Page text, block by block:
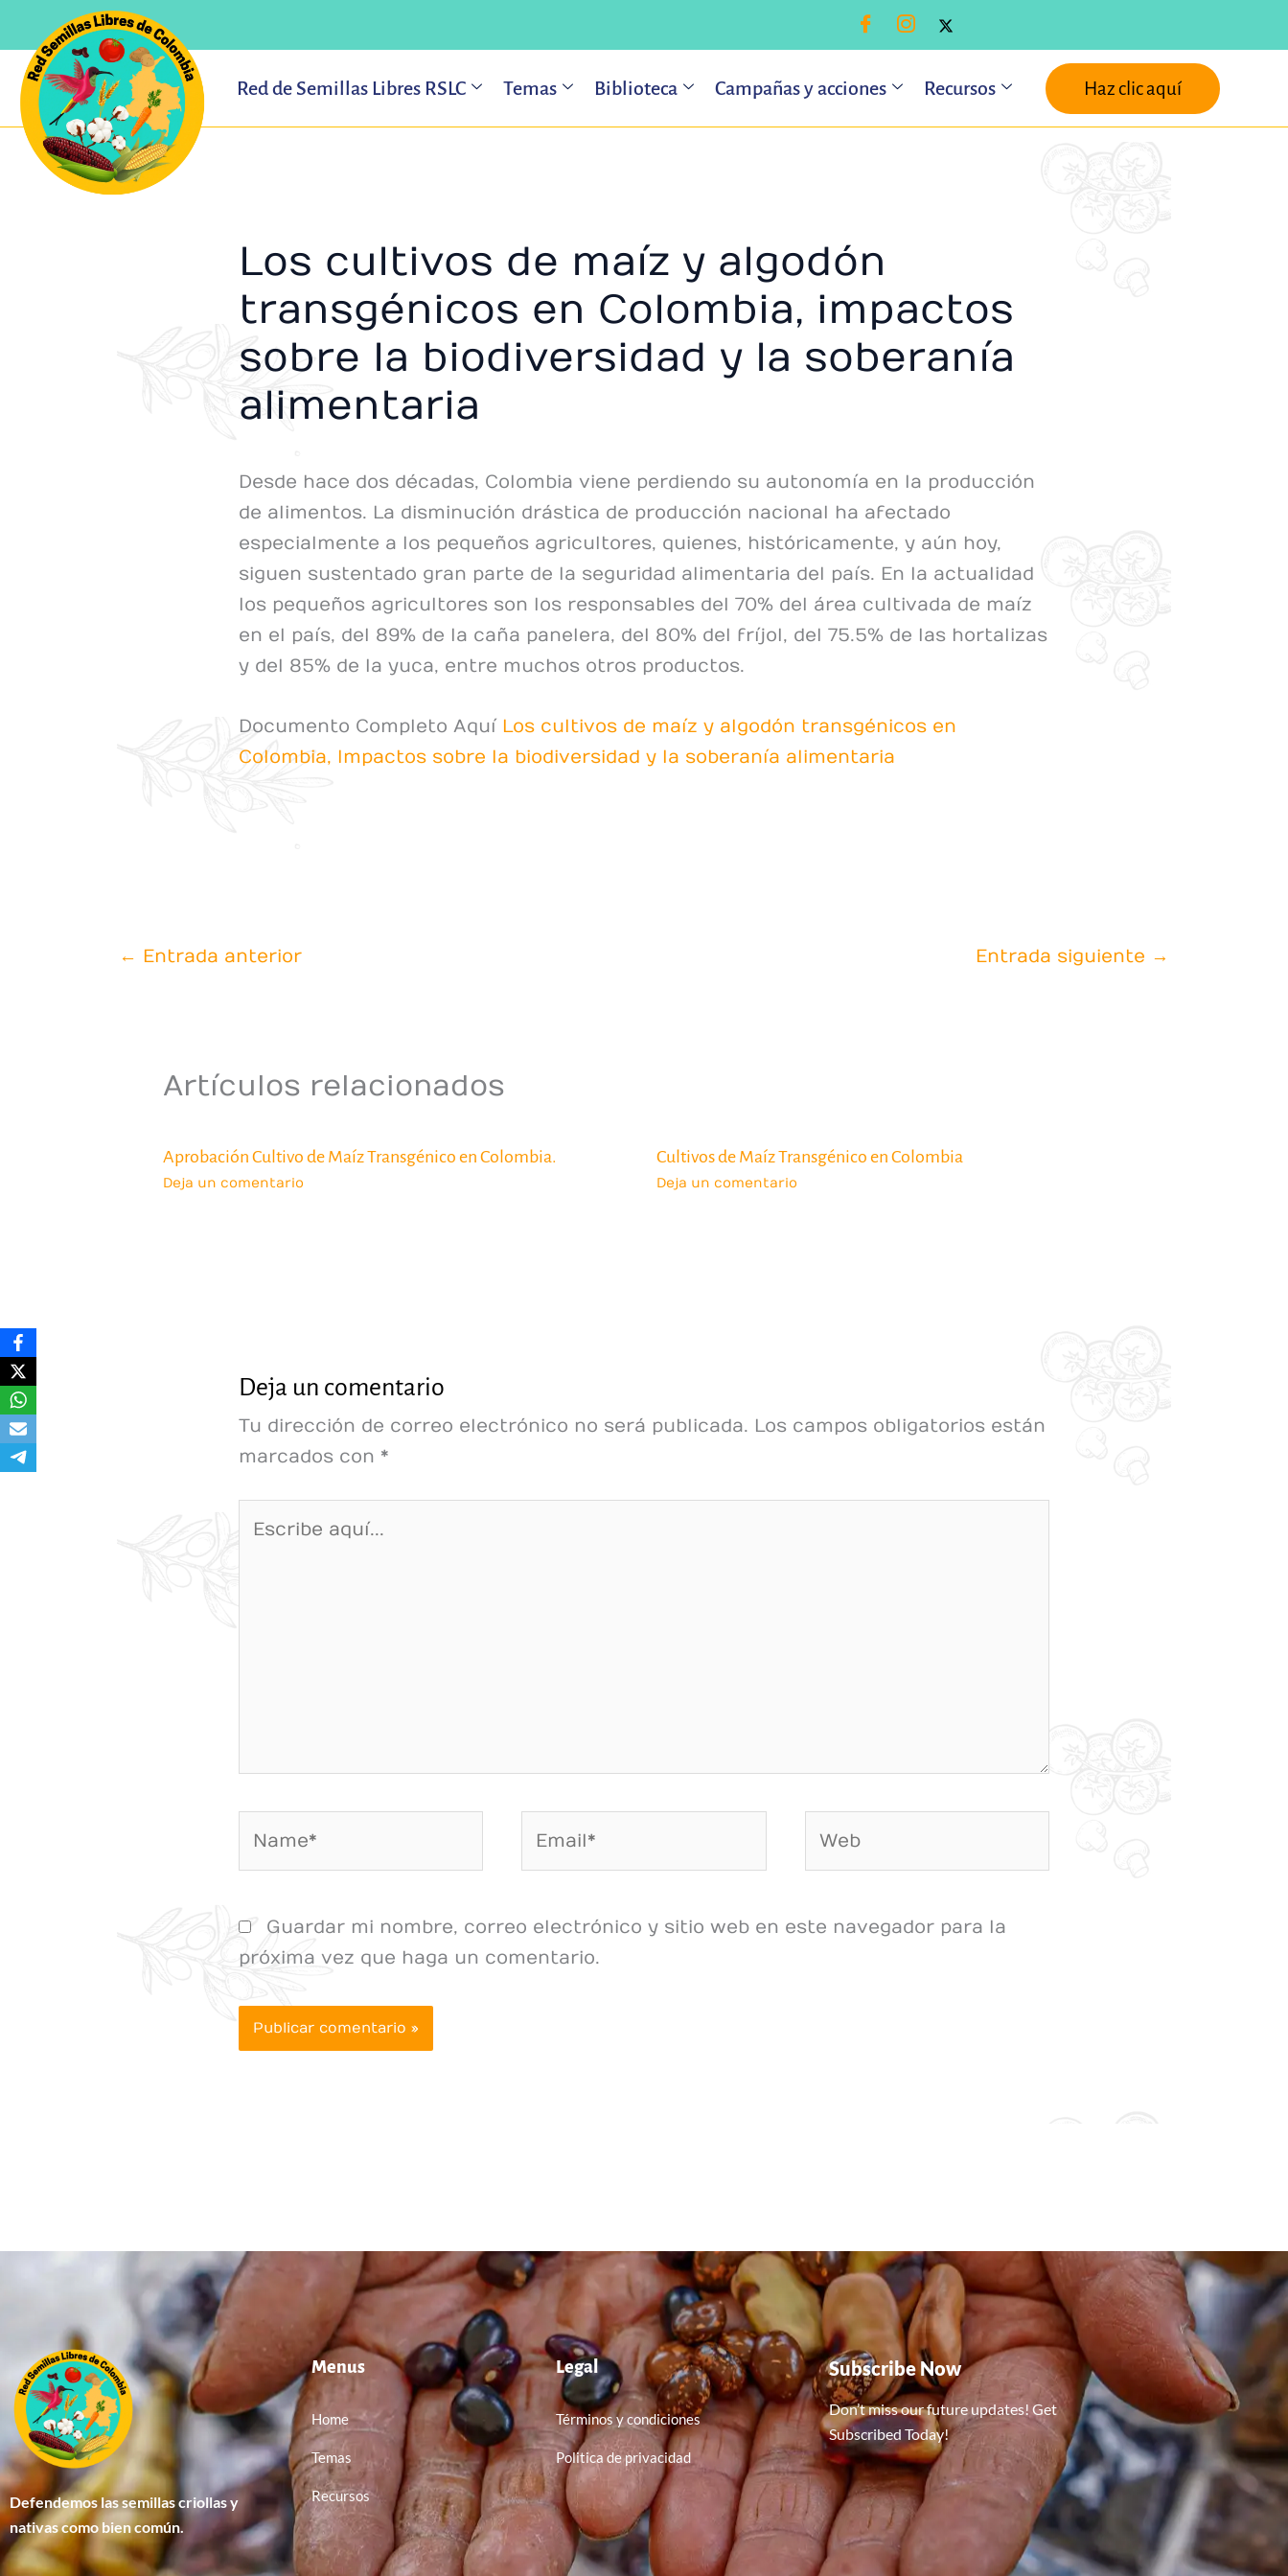
al
contenido
Red de Semillas Libres RSLC Temas Biblioteca Campañas y acciones Recursos Haz clic aquí
Los cultivos de maíz y algodón
transgénicos en Colombia, impactos
sobre la biodiversidad y la soberanía
alimentaria
Desde hace dos décadas, Colombia viene perdiendo su autonomía en la producción
de alimentos. La disminución drástica de producción nacional ha afectado
especialmente a los pequeños agricultores, quienes, históricamente, y aún hoy,
siguen sustentado gran parte de la seguridad alimentaria del país. En la actualidad
los pequeños agricultores son los responsables del 70% del área cultivada de maíz
en el país, del 89% de la caña panelera, del 80% del fríjol, del 75.5% de las hortalizas
y del 85% de la yuca, entre muchos otros productos.
Documento Completo Aquí Los cultivos de maíz y algodón transgénicos en
Colombia, Impactos sobre la biodiversidad y la soberanía alimentaria
← Entrada anterior Entrada siguiente →
Artículos relacionados
Aprobación Cultivo de Maíz Transgénico en Colombia.
Deja un comentario
Cultivos de Maíz Transgénico en Colombia
Deja un comentario
Deja un comentario
Tu dirección de correo electrónico no será publicada. Los campos obligatorios están
marcados con *
Guardar mi nombre, correo electrónico y sitio web en este navegador para la
próxima vez que haga un comentario.
Defendemos las semillas criollas y
nativas como bien común.
Menus
Home
Temas
Recursos
Legal
Términos y condiciones
Politica de privacidad
Subscribe Now
Don’t miss our future updates! Get
Subscribed Today!